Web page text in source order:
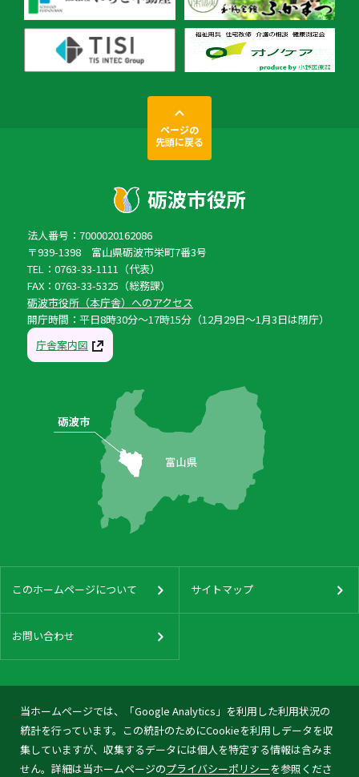
当ホームページでは、「Google Analytics」を利用した利用状況の
統計を行っています。この統計のためにCookieを利用しデータを収
集していますが、収集するデータには個人を特定する情報は含みま
せん。詳細は当ホームページのプライバシーポリシーを参照くださ
ページの
先頭に戻る
法人番号：7000020162086
〒939-1398 富山県砺波市栄町7番3号
TEL：0763-33-1111（代表）
FAX：0763-33-5325（総務課）
砺波市役所（本庁舎）へのアクセス
開庁時間：平日8時30分〜17時15分（12月29日〜1月3日は閉庁）
庁舎案内図
このホームページについて サイトマップ
お問い合わせ